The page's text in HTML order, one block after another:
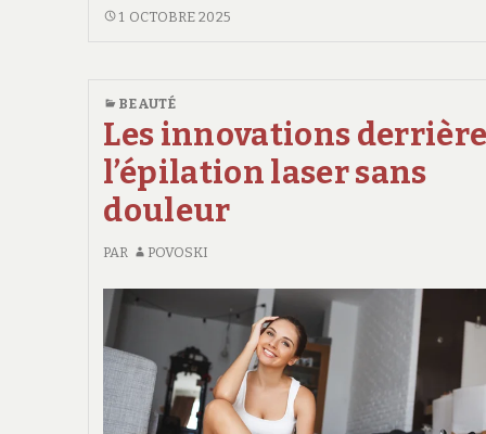
cheveux
cette
technique
régénération
?
PRP
FONCTIONNE
CETTE
TECHNIQUE
DE
1 OCTOBRE 2025
BEAUTÉ
Les innovations derrière
l’épilation laser sans
douleur
PAR POVOSKI